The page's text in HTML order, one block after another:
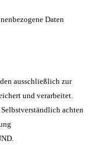
Daten
ausschließlich zur
und verarbeitet.
achten